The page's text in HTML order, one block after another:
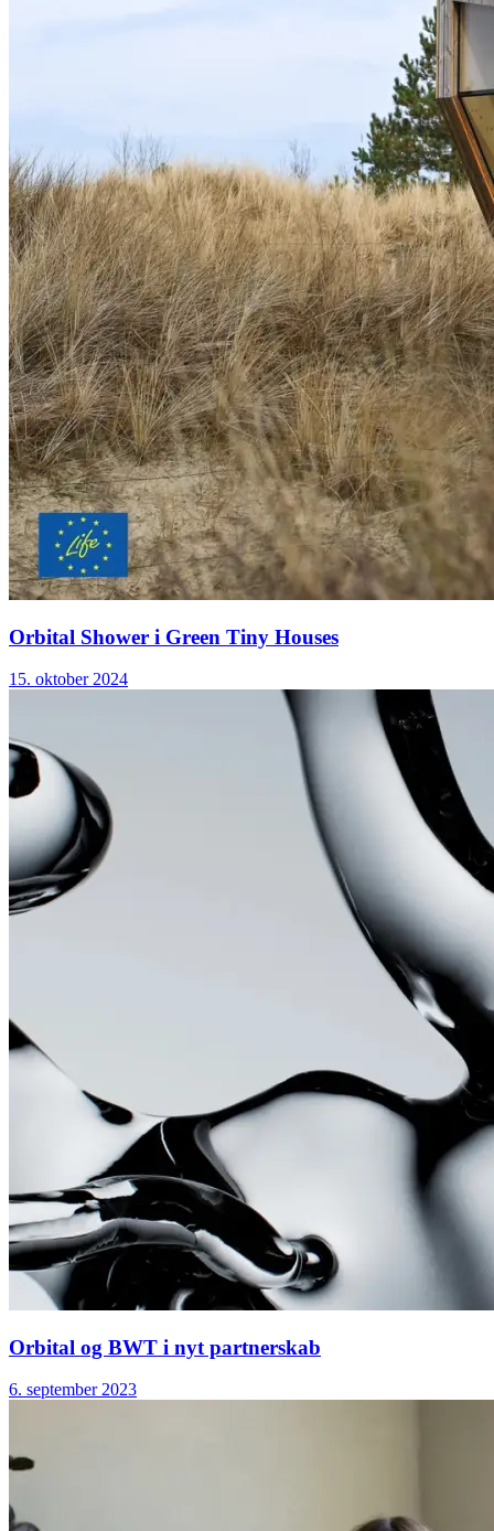
Orbital Shower i Green Tiny Houses
15. oktober 2024
Orbital og BWT i nyt partnerskab
6. september 2023